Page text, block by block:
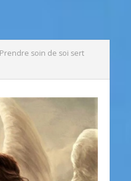
soin de soi sert